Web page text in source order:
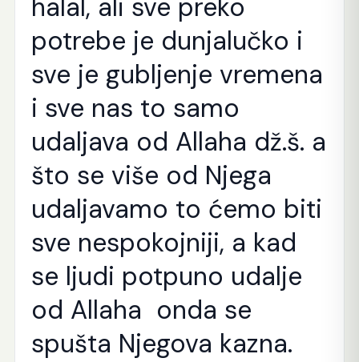
halal, ali sve preko
potrebe je dunjalučko i
sve je gubljenje vremena
i sve nas to samo
udaljava od Allaha dž.š. a
što se više od Njega
udaljavamo to ćemo biti
sve nespokojniji, a kad
se ljudi potpuno udalje
od Allaha onda se
spušta Njegova kazna.